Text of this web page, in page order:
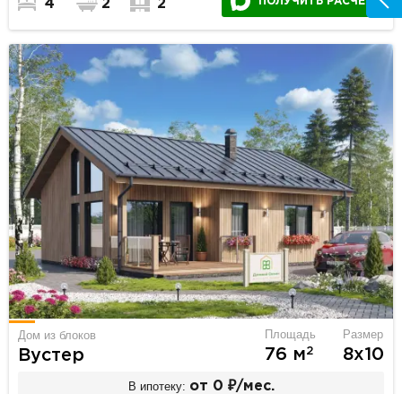
4 2 2
Дом из блоков
Вустер
Площадь
76 м2
Размер
8х10
В ипотеку: от 0 ₽/мес.